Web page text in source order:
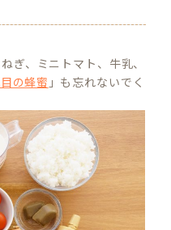
ぎ、ミニトマト、牛乳、
の蜂蜜 」も忘れないでく